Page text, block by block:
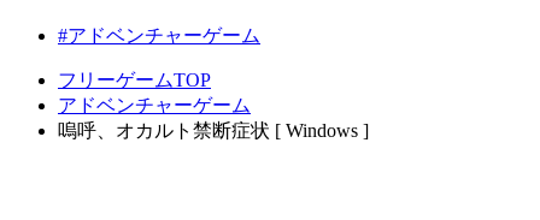
#アドベンチャーゲーム
フリーゲームTOP
アドベンチャーゲーム
嗚呼、オカルト禁断症状 [ Windows ]